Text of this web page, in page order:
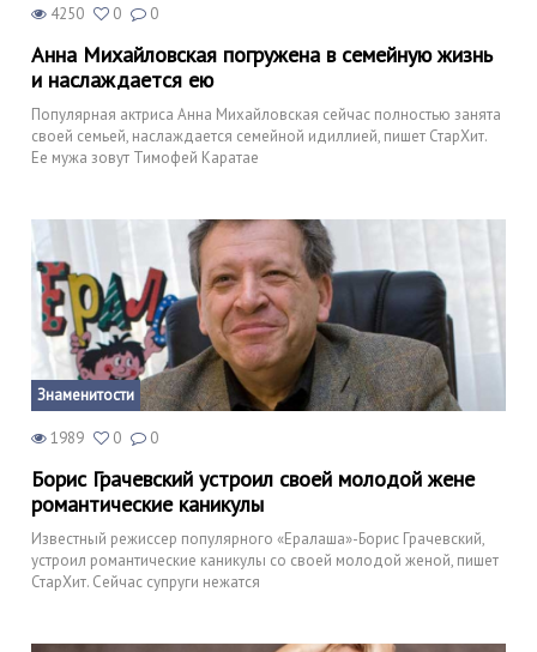
4250 0 0
Анна Михайловская погружена в семейную жизнь
и наслаждается ею
Популярная актриса Анна Михайловская сейчас полностью занята
своей семьей, наслаждается семейной идиллией, пишет СтарХит.
Ее мужа зовут Тимофей Каратае
Знаменитости
1989 0 0
Борис Грачевский устроил своей молодой жене
романтические каникулы
Известный режиссер популярного «Ералаша»-Борис Грачевский,
устроил романтические каникулы со своей молодой женой, пишет
СтарХит. Сейчас супруги нежатся